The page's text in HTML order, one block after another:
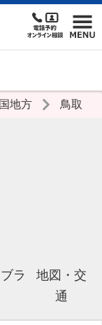
地方 鳥取
ラ
地図・交
通